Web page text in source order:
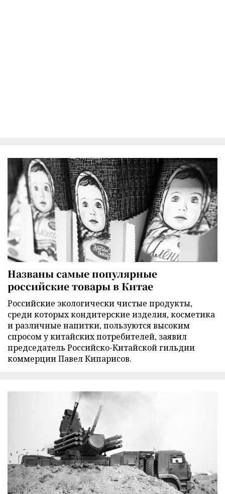
Названы самые популярные
российские товары в Китае
Российские экологически чистые продукты,
среди которых кондитерские изделия, косметика
и различные напитки, пользуются высоким
спросом у китайских потребителей, заявил
председатель Российско-Китайской гильдии
коммерции Павел Кипарисов.